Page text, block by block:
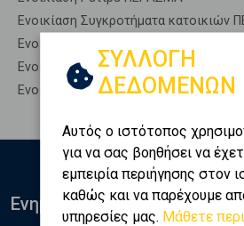
Ενοικίαση Συγκροτήματα κατοικιών
Ενοικίαση Υπόγεια ΠΕΡΑΣΜΑ
Ενοικίαση Υπόσκαφα ΠΕΡΑΣΜΑ
Ενοικίαση Υπολ. υψουν ΠΕΡΑΣΜΑ
ΣΥΛΛΟΓΗ
ΔΕΔΟΜΕΝΩΝ
Αυτός ο ιστότοπος
για να σας βοηθήσει να
εμπειρία περιήγησης στον
καθώς και να παρέχουμε
υπηρεσίες μας. Μάθετε
Ενημερωθείτε